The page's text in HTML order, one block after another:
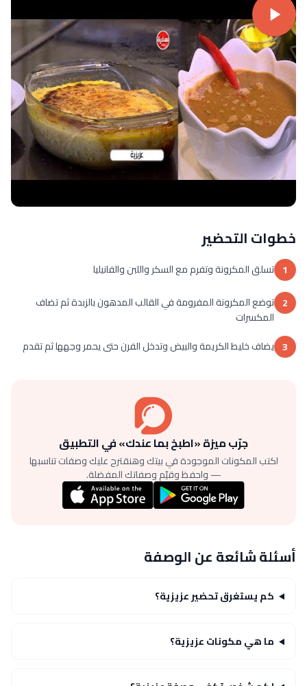
خطوات التحضير
1 تسلق المكرونة وتفرم مع السكر واللبن والفانيليا
2 توضع المكرونة المفرومة في القالب المدهون بالزبدة ثم تضاف
المكسرات
3 يضاف خليط الكريمة والبيض وتدخل الفرن حتى يحمر وجهها ثم تقدم
جرّب ميزة «اطبخ بما عندك» في التطبيق
اكتب المكونات الموجودة في بيتك وهنقترح عليك وصفات تناسبها
— واحفظ وقيّم وصفاتك المفضلة.
أسئلة شائعة عن الوصفة
كم يستغرق تحضير عزيزية؟
ما هي مكونات عزيزية؟